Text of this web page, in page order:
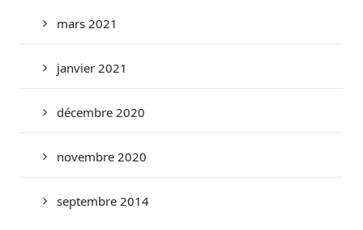
mars 2021
janvier 2021
décembre 2020
novembre 2020
septembre 2014